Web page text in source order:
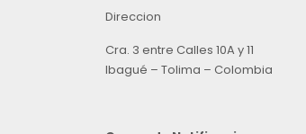
Direccion
Cra. 3 entre Calles 10A y 11
Ibagué – Tolima – Colombia